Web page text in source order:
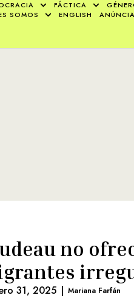
FÁCTICA
SOMOS
ENGLISH
no
31, 2025 | Mariana Farfán